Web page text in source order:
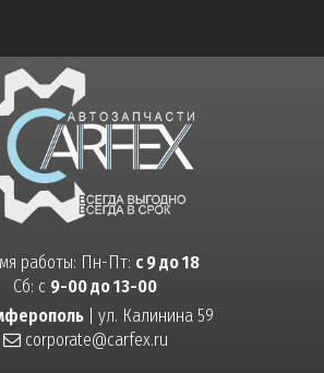
работы: Пн-Пт: с 9 до 18
Сб: с 9-00 до 13-00
| ул. Калинина 59
corporate@carfex.ru